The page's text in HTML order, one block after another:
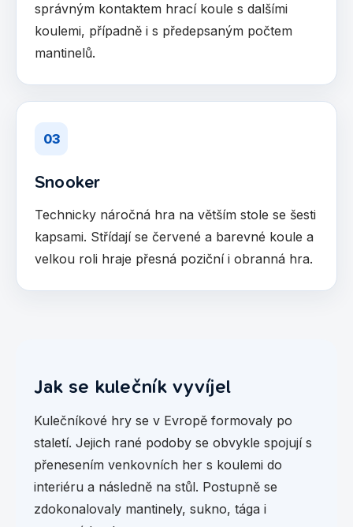
správným kontaktem hrací koule s dalšími
koulemi, případně i s předepsaným počtem
mantinelů.
03
Snooker
Technicky náročná hra na větším stole se šesti
kapsami. Střídají se červené a barevné koule a
velkou roli hraje přesná poziční i obranná hra.
Jak se kulečník vyvíjel
Kulečníkové hry se v Evropě formovaly po
staletí. Jejich rané podoby se obvykle spojují s
přenesením venkovních her s koulemi do
interiéru a následně na stůl. Postupně se
zdokonalovaly mantinely, sukno, tága i